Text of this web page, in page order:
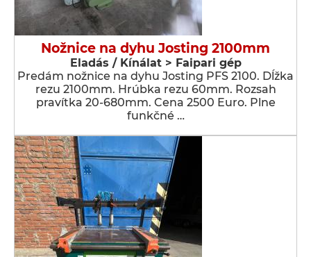
Nožnice na dyhu Josting 2100mm
Eladás / Kínálat > Faipari gép
Predám nožnice na dyhu Josting PFS 2100. Dĺžka
rezu 2100mm. Hrúbka rezu 60mm. Rozsah
pravítka 20-680mm. Cena 2500 Euro. Plne
funkčné …